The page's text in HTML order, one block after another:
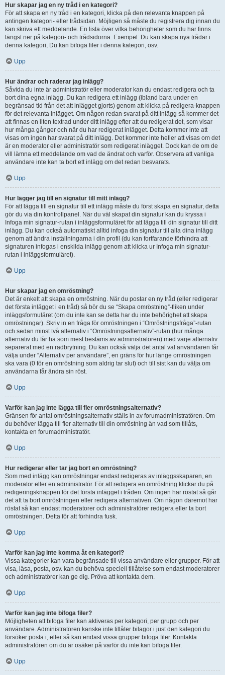
Hur skapar jag en ny tråd i en kategori?
För att skapa en ny tråd i en kategori, klicka på den relevanta knappen på
antingen kategori- eller trådsidan. Möjligen så måste du registrera dig innan du
kan skriva ett meddelande. En lista över vilka behörigheter som du har finns
längst ner på kategori- och trådsidorna. Exempel: Du kan skapa nya trådar i
denna kategori, Du kan bifoga filer i denna kategori, osv.
Upp
Hur ändrar och raderar jag inlägg?
Såvida du inte är administratör eller moderator kan du endast redigera och ta
bort dina egna inlägg. Du kan redigera ett inlägg (ibland bara under en
begränsad tid från det att inlägget gjorts) genom att klicka på redigera-knappen
för det relevanta inlägget. Om någon redan svarat på ditt inlägg så kommer det
att finnas en liten textrad under ditt inlägg efter att du redigerat det, som visar
hur många gånger och när du har redigerat inlägget. Detta kommer inte att
visas om ingen har svarat på ditt inlägg. Det kommer inte heller att visas om det
är en moderator eller administratör som redigerat inlägget. Dock kan de om de
vill lämna ett meddelande om vad de ändrat och varför. Observera att vanliga
användare inte kan ta bort ett inlägg om det redan besvarats.
Upp
Hur lägger jag till en signatur till mitt inlägg?
För att lägga till en signatur till ett inlägg måste du först skapa en signatur, detta
gör du via din kontrollpanel. När du väl skapat din signatur kan du kryssa i
Infoga min signatur-rutan i inläggsformuläret för att lägga till din signatur till ditt
inlägg. Du kan också automatiskt alltid infoga din signatur till alla dina inlägg
genom att ändra inställningarna i din profil (du kan fortfarande förhindra att
signaturen infogas i enskilda inlägg genom att klicka ur Infoga min signatur-
rutan i inläggsformuläret).
Upp
Hur skapar jag en omröstning?
Det är enkelt att skapa en omröstning. När du postar en ny tråd (eller redigerar
det första inlägget i en tråd) så bör du se “Skapa omröstning”-fliken under
inläggsformuläret (om du inte kan se detta har du inte behörighet att skapa
omröstningar). Skriv in en fråga för omröstningen i “Omröstningsfråga”-rutan
och sedan minst två alternativ i “Omröstningsalternativ”-rutan (hur många
alternativ du får ha som mest bestäms av administratören) med varje alternativ
separerat med en radbrytning. Du kan också välja det antal val användaren får
välja under “Alternativ per användare”, en gräns för hur länge omröstningen
ska vara (0 för en omröstning som aldrig tar slut) och till sist kan du välja om
användarna får ändra sin röst.
Upp
Varför kan jag inte lägga till fler omröstningsalternativ?
Gränsen för antal omröstningsalternativ ställs in av forumadministratören. Om
du behöver lägga till fler alternativ till din omröstning än vad som tillåts,
kontakta en forumadministratör.
Upp
Hur redigerar eller tar jag bort en omröstning?
Som med inlägg kan omröstningar endast redigeras av inläggsskaparen, en
moderator eller en administratör. För att redigera en omröstning klickar du på
redigeringsknappen för det första inlägget i tråden. Om ingen har röstat så går
det att ta bort omröstningen eller redigera alternativen. Om någon däremot har
röstat så kan endast moderatorer och administratörer redigera eller ta bort
omröstningen. Detta för att förhindra fusk.
Upp
Varför kan jag inte komma åt en kategori?
Vissa kategorier kan vara begränsade till vissa användare eller grupper. För att
visa, läsa, posta, osv. kan du behöva speciell tillåtelse som endast moderatorer
och administratörer kan ge dig. Pröva att kontakta dem.
Upp
Varför kan jag inte bifoga filer?
Möjligheten att bifoga filer kan aktiveras per kategori, per grupp och per
användare. Administratören kanske inte tillåter bilagor i just den kategori du
försöker posta i, eller så kan endast vissa grupper bifoga filer. Kontakta
administratören om du är osäker på varför du inte kan bifoga filer.
Upp